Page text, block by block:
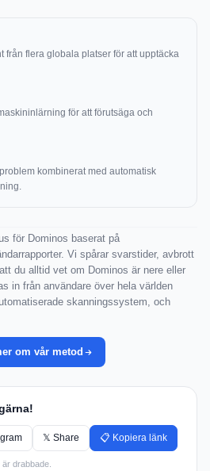
från flera globala platser för att upptäcka
för att förutsäga och
kombinerat med automatisk
för Dominos baserat på
Vi spårar svarstider, avbrott
du alltid vet om Dominos är nere eller
in från användare över hela världen
skanningssystem, och
om vår metod
𝕏 Share 📋 Kopiera länk
drabbade.